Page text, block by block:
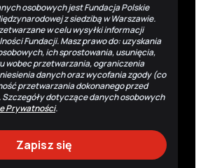
osobowych jest Fundacja Polskie
z siedzibą w Warszawie.
w celu wysyłki informacji
Fundacji. Masz prawo do: uzyskania
ich sprostowania, usunięcia,
wobec przetwarzania, ograniczenia
danych oraz wycofania zgody (co
przetwarzania dokonanego przed
dotyczące danych osobowych
Prywatności.